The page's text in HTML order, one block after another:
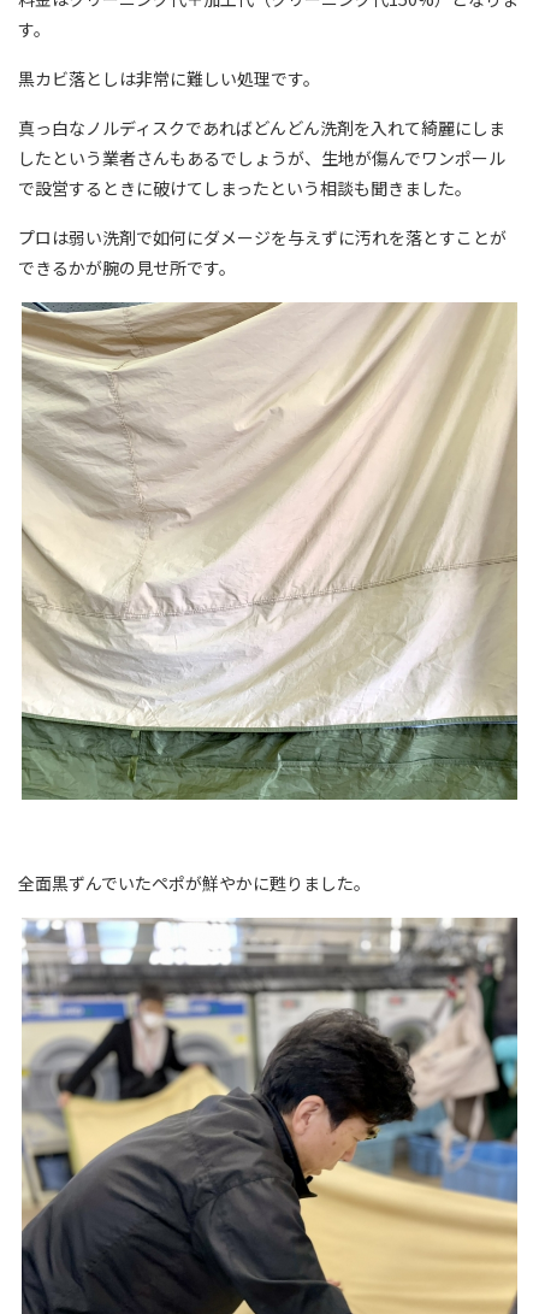
す。
黒カビ落としは非常に難しい処理です。
真っ白なノルディスクであればどんどん洗剤を入れて綺麗にしま
したという業者さんもあるでしょうが、生地が傷んでワンポール
で設営するときに破けてしまったという相談も聞きました。
プロは弱い洗剤で如何にダメージを与えずに汚れを落とすことが
できるかが腕の見せ所です。
全面黒ずんでいたペポが鮮やかに甦りました。